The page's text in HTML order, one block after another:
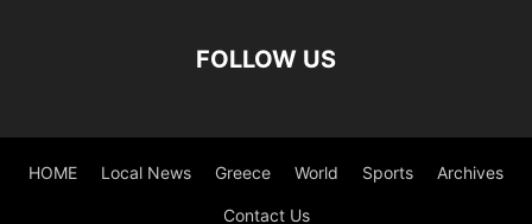
FOLLOW US
HOME Local News Greece World Sports Archives
Contact Us